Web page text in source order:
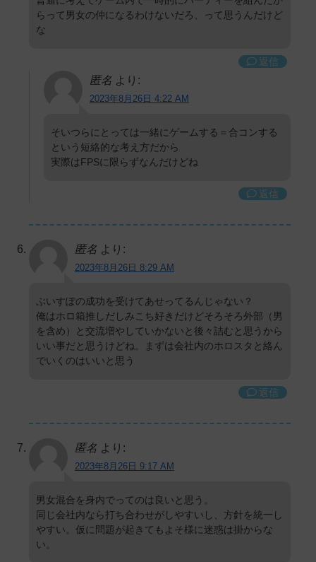
らって男女の仲になるわけないだろ、って思うんだけど
な
返信
匿名 より:
2023年8月26日 4:22 AM
そいつらにとっては一緒にゲームする＝合コンする
という短絡的な考え方だから
実際はFPSに限らずなんだけどね
返信
匿名 より:
2023年8月26日 8:29 AM
ぶいすぽの成功を受けてあせってるんじゃない？
俺はホロ箱推しだしみこち好きだけどそろそろ外部（男
を含め）と交流増やしていかないと後々詰むと思うから
いい事だと思うけどね。まずは会社内のホロスタと絡ん
でいくのはいいと思う
返信
匿名 より:
2023年8月26日 9:17 AM
男女混合を身内でってのは良いと思う。
同じ会社内なら打ち合わせがしやすいし、方針を統一し
やすい。仮に問題が起きてもよそ様に迷惑は掛からな
い。